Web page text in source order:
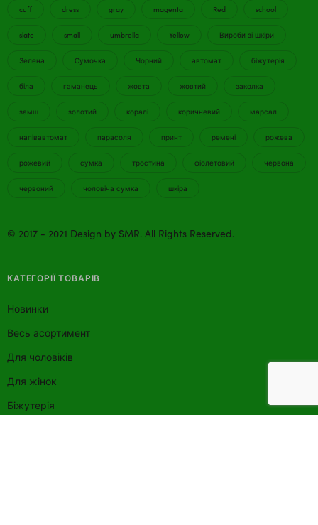
cuff dress gray magenta Red school
slate small umbrella Yellow Вироби зі шкіри
Зелена Сумочка Чорний автомат біжутерія
біла гаманець жовта жовтий заколка
замш золотий коралі коричневий марсал
напівавтомат парасоля принт ремені рожева
рожевий сумка тростина фіолетовий червона
червоний чоловіча сумка шкіра
© 2017 - 2021 Design by SMR. All Rights Reserved.
КАТЕГОРІЇ ТОВАРІВ
Новинки
Весь асортимент
Для чоловіків
Для жінок
Біжутерія